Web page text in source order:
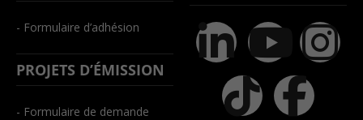
- Formulaire d’adhésion
PROJETS D’ÉMISSION
- Formulaire de demande